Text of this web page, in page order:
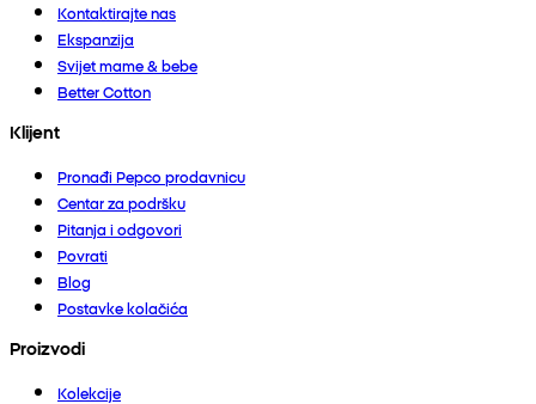
Kontaktirajte nas
Ekspanzija
Svijet mame & bebe
Better Cotton
Klijent
Pronađi Pepco prodavnicu
Centar za podršku
Pitanja i odgovori
Povrati
Blog
Postavke kolačića
Proizvodi
Kolekcije